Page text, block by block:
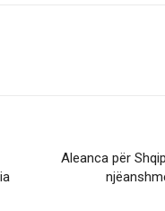
Aleanca për